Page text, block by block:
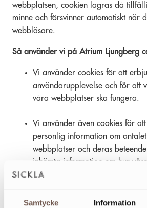
Samtycke Information
webbplatsen, cookien lagras då
minne och försvinner automatiskt när
webbläsare.
Så använder vi på Atrium Ljungberg
Vi använder cookies för att
användarupplevelse och för att
våra webbplatser ska fungera.
Vi använder även cookies för
personlig information om
webbplatser och deras
inhämta information om hur
används samt hur vi kan
användarna av dem. De
är Google Analytics och Google